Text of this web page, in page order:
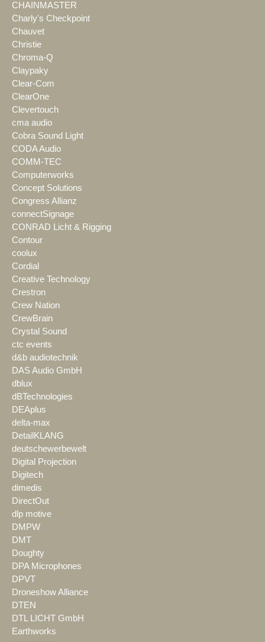
CHAINMASTER
Charly's Checkpoint
Chauvet
Christie
Chroma-Q
Claypaky
Clear-Com
ClearOne
Clevertouch
cma audio
Cobra Sound Light
CODA Audio
COMM-TEC
Computerworks
Concept Solutions
Congress Allianz
connectSignage
CONRAD Licht & Rigging
Contour
coolux
Cordial
Creative Technology
Crestron
Crew Nation
CrewBrain
Crystal Sound
ctc events
d&b audiotechnik
DAS Audio GmbH
dblux
dBTechnologies
DEAplus
delta-max
DetailKLANG
deutschewerbewelt
Digital Projection
Digitech
dimedis
DirectOut
dlp motive
DMPW
DMT
Doughty
DPA Microphones
DPVT
Droneshow Alliance
DTEN
DTL LICHT GmbH
Earthworks